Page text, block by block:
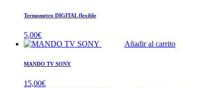
Termometro DIGITAL flexible
5,00€
Añadir al carrito
MANDO TV SONY
15,00€